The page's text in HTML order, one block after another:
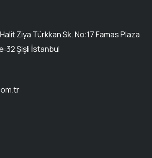
Ziya Türkkan Sk. No:17 Famas Plaza
Şişli İstanbul